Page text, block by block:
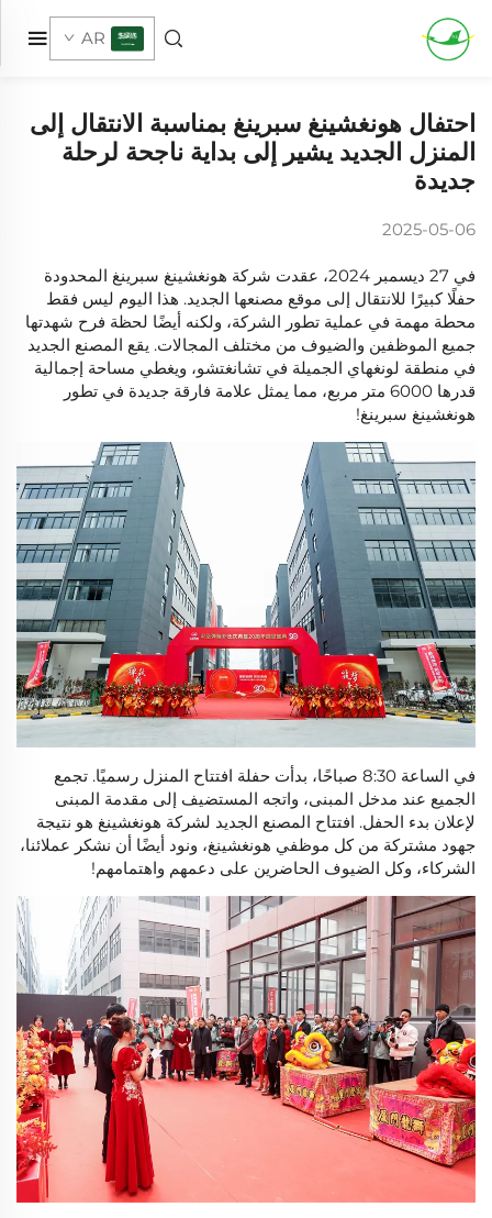
AR
احتفال هونغشينغ سبرينغ بمناسبة الانتقال إلى
المنزل الجديد يشير إلى بداية ناجحة لرحلة
جديدة
2025-05-06
في 27 ديسمبر 2024، عقدت شركة هونغشينغ سبرينغ المحدودة
حفلًا كبيرًا للانتقال إلى موقع مصنعها الجديد. هذا اليوم ليس فقط
محطة مهمة في عملية تطور الشركة، ولكنه أيضًا لحظة فرح شهدتها
جميع الموظفين والضيوف من مختلف المجالات. يقع المصنع الجديد
في منطقة لونغهاي الجميلة في تشانغتشو، ويغطي مساحة إجمالية
قدرها 6000 متر مربع، مما يمثل علامة فارقة جديدة في تطور
هونغشينغ سبرينغ!
في الساعة 8:30 صباحًا، بدأت حفلة افتتاح المنزل رسميًا. تجمع
الجميع عند مدخل المبنى، واتجه المستضيف إلى مقدمة المبنى
لإعلان بدء الحفل. افتتاح المصنع الجديد لشركة هونغشينغ هو نتيجة
جهود مشتركة من كل موظفي هونغشينغ، ونود أيضًا أن نشكر عملائنا،
الشركاء، وكل الضيوف الحاضرين على دعمهم واهتمامهم!